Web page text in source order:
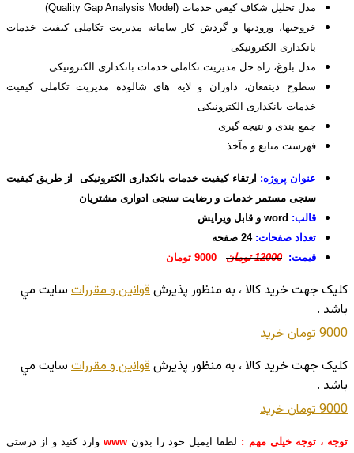
مدل تحلیل شکاف کیفی خدمات (Quality Gap Analysis Model)
خروجی‏ها، ورودی‏ها و گردش کار سامانه مدیریت تکاملی کیفیت خدمات
بانکداری الکترونیکی
مدل بلوغ، راه حل مدیریت تکاملی خدمات بانکداری الکترونیکی
سطوح ذینفعان، داوران و لایه های شالوده مدیریت تکاملی کیفیت
خدمات بانکداری الکترونیکی
جمع بندی و نتیجه گیری
فهرست منابع و مآخذ
عنوان پروژه: ارتقاء کیفیت خدمات بانکداری الکترونیکی از طریق کیفیت
سنجی مستمر خدمات و رضایت سنجی ادواری مشتریان
قالب:
تعداد صفحات: 24 صفحه
قیمت: 12000 تومان 9000 تومان
کليک جهت خريد کالا ، به منظور پذيرشقوانين و مقررات سايت مي
باشد .
9000 تومان
خريد
کليک جهت خريد کالا ، به منظور پذيرشقوانين و مقررات سايت مي
باشد .
9000 تومان
خريد
توجه ، توجه خیلی مهم : لطفا ایمیل خود را بدون www وارد کنید و از درستی